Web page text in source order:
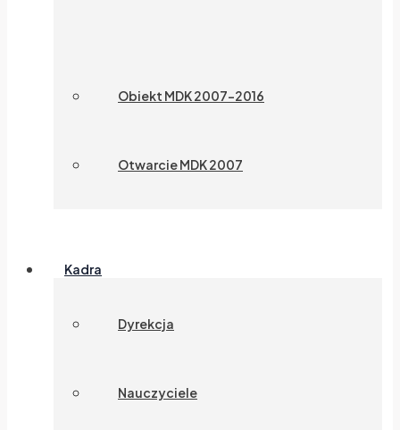
Obiekt MDK 2007-2016
Otwarcie MDK 2007
Kadra
Dyrekcja
Nauczyciele